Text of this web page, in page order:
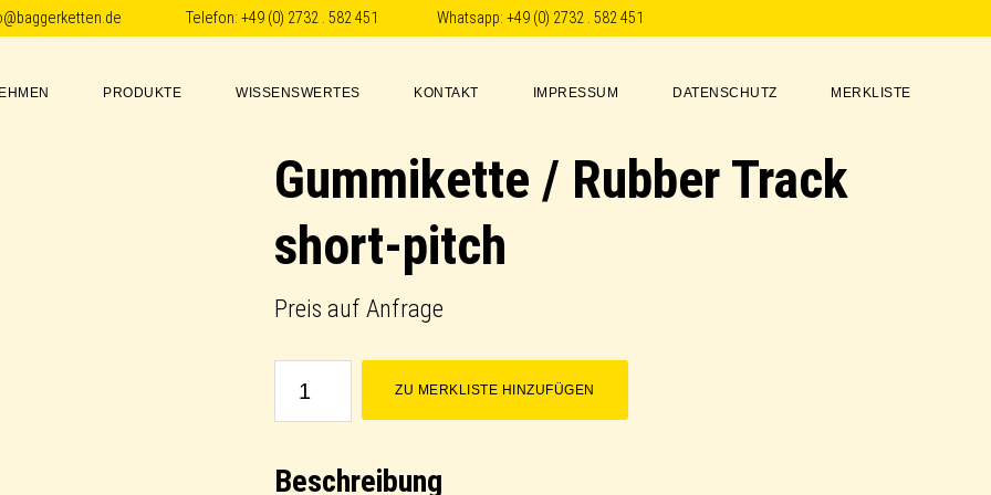
Telefon: +49 (0) 2732 . 582 451 Whatsapp: +49 (0) 2732 . 582 451
PRODUKTE WISSENSWERTES KONTAKT IMPRESSUM DATENSCHUTZ MERKLISTE
Gummikette / Rubber Track
short-pitch
Preis auf Anfrage
Gummikette
Track
ZU MERKLISTE HINZUFÜGEN
Beschreibung